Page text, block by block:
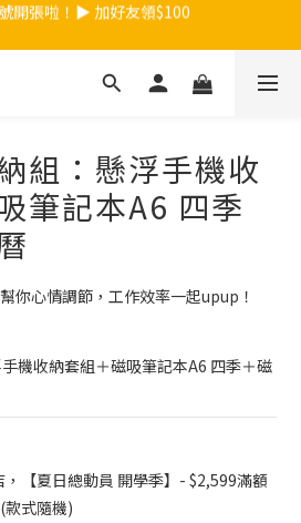
任款式筆記本再送內頁！>>點我
任款式筆記本再送內頁！>>點我
免運 / 香港地區$990免運
款式筆記本再送內頁！>>點我
組：懸浮手機收
筆記本A6 四季
你心情調節，工作效率一起upup！
機收納套組＋磁吸筆記本A6 四季＋磁
，【夏日總動員 開學季】- $2,599滿額
款式隨機)